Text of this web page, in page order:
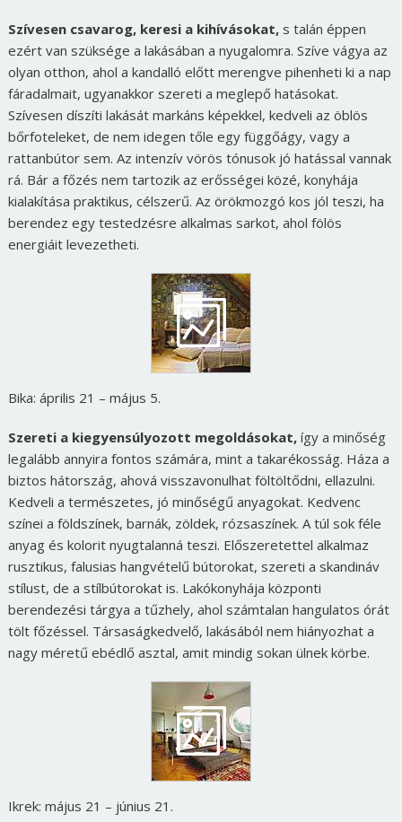
Szívesen csavarog, keresi a kihívásokat,s talán éppen
ezért van szüksége a lakásában a nyugalomra. Szíve vágya az
olyan otthon, ahol a kandalló előtt merengve pihenheti ki a nap
fáradalmait, ugyanakkor szereti a meglepő hatásokat.
Szívesen díszíti lakását markáns képekkel, kedveli az öblös
bőrfoteleket, de nem idegen tőle egy függőágy, vagy a
rattanbútor sem. Az intenzív vörös tónusok jó hatással vannak
rá. Bár a főzés nem tartozik az erősségei közé, konyhája
kialakítása praktikus, célszerű. Az örökmozgó kos jól teszi, ha
berendez egy testedzésre alkalmas sarkot, ahol fölös
energiáit levezetheti.
Bika: április 21 – május 5.
Szereti a kiegyensúlyozott megoldásokat,így a minőség
legalább annyira fontos számára, mint a takarékosság. Háza a
biztos hátország, ahová visszavonulhat föltöltődni, ellazulni.
Kedveli a természetes, jó minőségű anyagokat. Kedvenc
színei a földszínek, barnák, zöldek, rózsaszínek. A túl sok féle
anyag és kolorit nyugtalanná teszi. Előszeretettel alkalmaz
rusztikus, falusias hangvételű bútorokat, szereti a skandináv
stílust, de a stílbútorokat is. Lakókonyhája központi
berendezési tárgya a tűzhely, ahol számtalan hangulatos órát
tölt főzéssel. Társaságkedvelő, lakásából nem hiányozhat a
nagy méretű ebédlő asztal, amit mindig sokan ülnek körbe.
Ikrek: május 21 – június 21.